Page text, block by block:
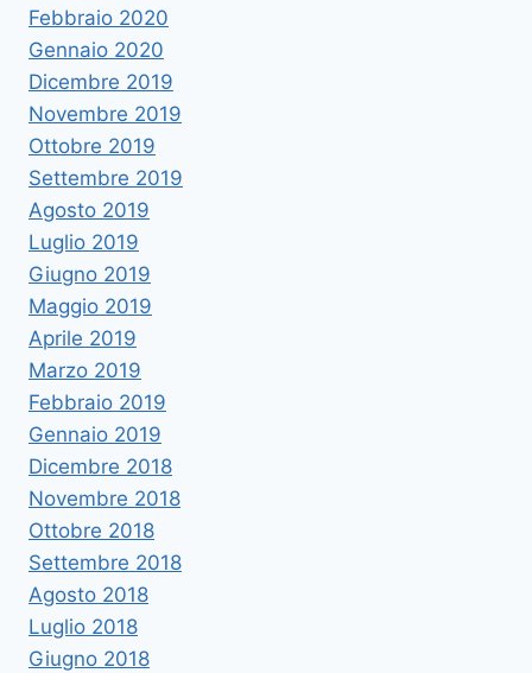
Febbraio 2020
Gennaio 2020
Dicembre 2019
Novembre 2019
Ottobre 2019
Settembre 2019
Agosto 2019
Luglio 2019
Giugno 2019
Maggio 2019
Aprile 2019
Marzo 2019
Febbraio 2019
Gennaio 2019
Dicembre 2018
Novembre 2018
Ottobre 2018
Settembre 2018
Agosto 2018
Luglio 2018
Giugno 2018